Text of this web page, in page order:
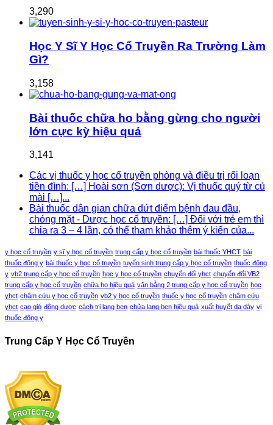
3,290
Học Y Sĩ Y Học Cổ Truyền Ra Trường Làm
Gì?
3,158
Bài thuốc chữa ho bằng gừng cho người
lớn cực kỳ hiệu quả
3,141
Các vị thuốc y học cổ truyền phòng và điều trị rối loạn
tiền đình: […] Hoài sơn (Sơn dược): Vị thuốc quý từ củ
mài […]...
Bài thuốc dân gian chữa dứt điểm bệnh đau đầu,
chóng mặt - Dược học cổ truyền: […] Đối với trẻ em thì
chia ra 3 – 4 lần, có thể tham khảo thêm ý kiến của...
y học cổ truyền y sĩ y học cổ truyền trung cấp y học cổ truyền bài thuốc YHCT bài
thuốc đông y bài thuốc y học cổ truyền tuyển sinh trung cấp y học cổ truyền thuốc đông
y vb2 trung cấp y học cổ truyền học y học cổ truyền chuyển đổi yhct chuyển đổi VB2
trung cấp y học cổ truyền chữa ho hiệu quả văn bằng 2 trung cấp y học cổ truyền học
yhct châm cứu y học cổ truyền vb2 y học cổ truyền thuốc y học cổ truyền châm cứu
yhct cạo gió đông dược cách trị lang ben chữa lang ben hiệu quả xuất huyết dạ dày vị
thuốc đông y
Trung Cấp Y Học Cổ Truyền